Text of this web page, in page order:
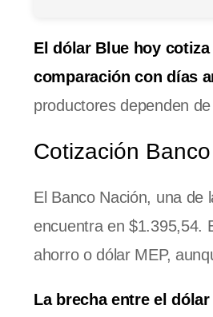
El dólar Blue hoy
comparación con días
productores dependen
Cotización
El Banco Nación, una de
encuentra en $1.395,54.
ahorro o dólar MEP,
La brecha entre el